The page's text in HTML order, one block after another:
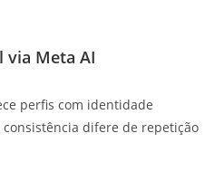
via Meta AI
perfis com identidade
difere de repetição